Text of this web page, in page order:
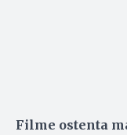
Filme ostenta